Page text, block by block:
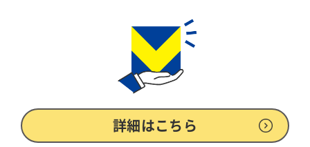
詳細はこちら